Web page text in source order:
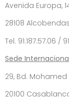
Avenida Europa,
28108
Tel. 91.187.57.06 /
Sede
29, Bd. Mohamed
20100